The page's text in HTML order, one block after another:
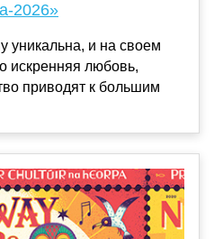
2026»
уникальна, и на своем
искренняя любовь,
приводят к большим